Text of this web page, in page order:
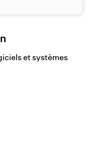
et systèmes